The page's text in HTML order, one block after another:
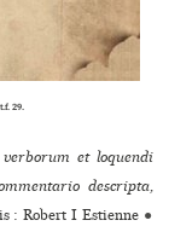
29.
verborum et loquendi
descripta,
: Robert I Estienne ●